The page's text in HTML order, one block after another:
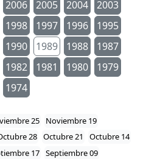
2006 2005 2004
2003
1998 1997 1996
1995
1990 1989 1988
1987
1982 1981 1980
1979
1974
25
Noviembre 19
28 Octubre 21
Octubre 14
17 Septiembre 09